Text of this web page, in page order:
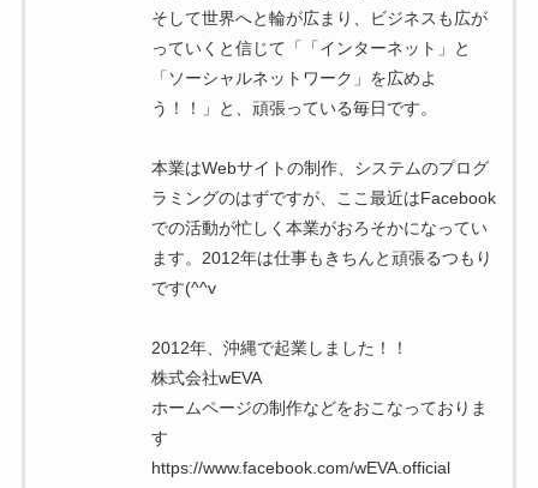
そして世界へと輪が広まり、ビジネスも広が
っていくと信じて「「インターネット」と
「ソーシャルネットワーク」を広めよ
う！！」と、頑張っている毎日です。
本業はWebサイトの制作、システムのプログ
ラミングのはずですが、ここ最近はFacebook
での活動が忙しく本業がおろそかになってい
ます。2012年は仕事もきちんと頑張るつもり
です(^^v
2012年、沖縄で起業しました！！
株式会社wEVA
ホームページの制作などをおこなっておりま
す
https://www.facebook.com/wEVA.official